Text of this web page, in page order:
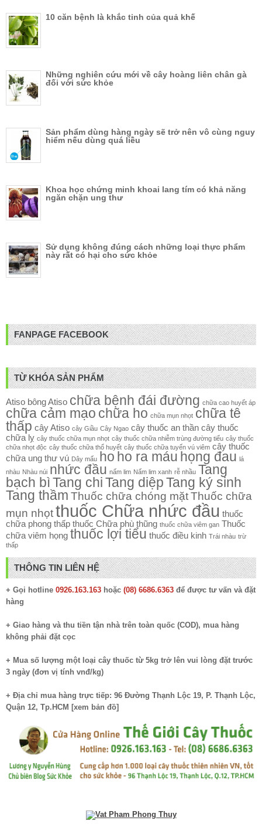
10 căn bệnh là khắc tinh của quả khế
Những nghiên cứu mới về cây hoàng liên chân gà
đối với sức khỏe
Sản phẩm dùng hàng ngày sẽ trở nên vô cùng nguy
hiểm nếu dùng quá liều
Khoa học chứng minh khoai lang tím có khả năng
ngăn chặn ung thư
Sử dụng không đúng cách những loại thực phẩm
này rất có hại cho sức khỏe
FANPAGE FACEBOOK
TỪ KHÓA SẢN PHẨM
Atiso bông Atiso chữa bệnh đái đường chữa cao huyết áp
chữa cảm mạo chữa ho chữa mụn nhọt chữa tê
thấp cây Atiso cây Giầu Cây Ngao cây thuốc an thần cây thuốc
chữa lỵ cây thuốc chữa mụn nhọt cây thuốc chữa nhiễm trùng đường tiểu cây thuốc
chữa nhọt độc cây thuốc chữa thổ huyết cây thuốc chữa tuyến vú viêm cây thuốc
chữa ung thư vú Dây mấu ho ho ra máu họng đau lá
nhàu Nhàu núi nhức đầu nấm lim Nấm lim xanh rễ nhầu Tang
bạch bì Tang chi Tang diệp Tang ký sinh
Tang thầm Thuốc chữa chóng mặtThuốc chữa
mụn nhọtthuốc Chữa nhức đầu thuốc
chữa phong thấp thuốc Chữa phù thũng thuốc chữa viêm gan Thuốc
chữa viêm họng thuốc lợi tiểu thuốc điều kinh Trái nhàu trừ
thấp
THÔNG TIN LIÊN HỆ
+ Gọi hotline 0926.163.163 hoặc (08) 6686.6363 để được tư vấn và đặt
hàng
+ Giao hàng và thu tiền tận nhà trên toàn quốc (COD), mua hàng
không phải đặt cọc
+ Mua số lượng một loại cây thuốc từ 5kg trở lên vui lòng đặt trước
3 ngày (đơn vị tính vnđ/kg)
+ Địa chỉ mua hàng trực tiếp: 96 Đường Thạnh Lộc 19, P. Thạnh Lộc,
Quận 12, Tp.HCM [xem bản đồ]